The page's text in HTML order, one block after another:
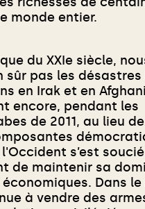
monde entier.
du XXIe siècle,
sûr pas les
en Irak et en
encore, pendant les
de 2011, au lieu de
s’est soucié
de maintenir sa
Dans le
à vendre des